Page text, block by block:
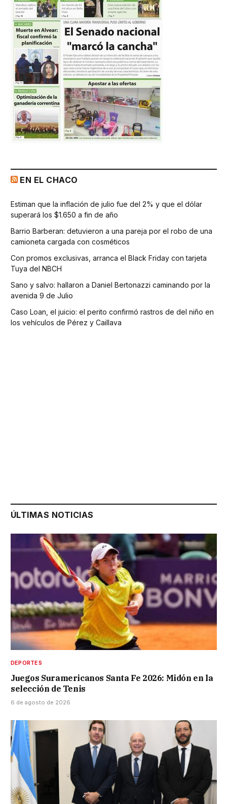
EN EL CHACO
Estiman que la inflación de julio fue del 2% y que el dólar
superará los $1.650 a fin de año
Barrio Barberan: detuvieron a una pareja por el robo de una
camioneta cargada con cosméticos
Con promos exclusivas, arranca el Black Friday con tarjeta
Tuya del NBCH
Sano y salvo: hallaron a Daniel Bertonazzi caminando por la
avenida 9 de Julio
Caso Loan, el juicio: el perito confirmó rastros de del niño en
los vehículos de Pérez y Caillava
ÚLTIMAS NOTICIAS
DEPORTES
Juegos Suramericanos Santa Fe 2026: Midón en la
selección de Tenis
6 de agosto de 2026